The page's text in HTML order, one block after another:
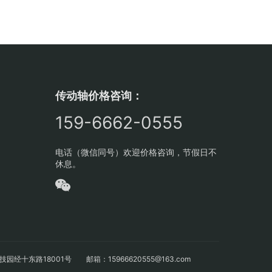
传动轴价格咨询：
159-6662-0555
电话（微信同号）欢迎价格咨询，节假日不
休息。
技园经十东路18001号 邮箱：15966620555@163.com